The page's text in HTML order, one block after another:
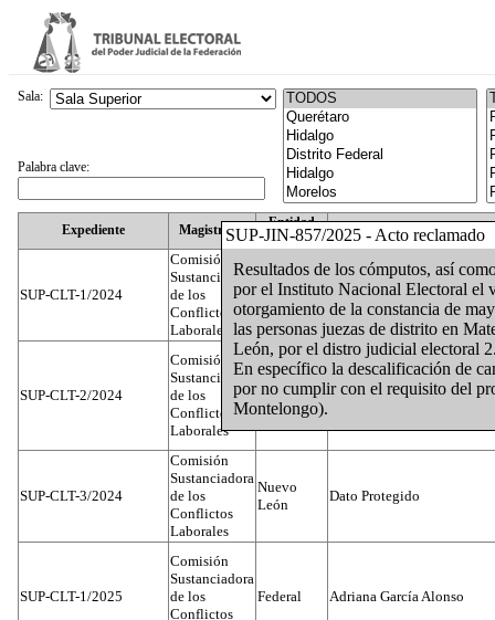
SUP-JIN-857/2025 - Acto reclamado
Resultados de los cómputos, así
por el Instituto Nacional Electoral el
otorgamiento de la constancia de
las personas juezas de distrito en
León, por el distro judicial electoral
En específico la descalificación de
por no cumplir con el requisito del
Montelongo).
Expediente Magistrado
Entidad
Federativa
SUP-CLT-1/2024
Comisión
Sustanciadora
de los
Conflictos
Laborales
Federal Juan José Serrato Velasco
SUP-CLT-2/2024
Comisión
Sustanciadora
de los
Conflictos
Laborales
Federal José Luis Muñoz Zambrano
SUP-CLT-3/2024
Comisión
Sustanciadora
de los
Conflictos
Laborales
Nuevo
León
Dato Protegido
SUP-CLT-1/2025
Comisión
Sustanciadora
de los
Conflictos
Federal Adriana García Alonso
Sala:
Palabra clave: